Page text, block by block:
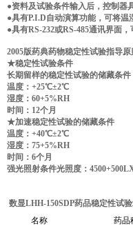
●资料及试验条件输入后，控制器
●具有P.I.D自动演算功能，可将
●具有RS-232或RS-485通讯界面
2005版药典药物稳定性试验指导原
★稳定性试验条件
长期留样的稳定性试验的储
温度：+25℃±2℃
湿度：60+5%RH
时间：12个月
★加速稳定性试验的储藏条件
温度：+40℃±2℃
湿度：75+5%RH
时间：6个月
强光照射条件光照度：
数显LHH-150SDP药品稳定性试
名称
药品